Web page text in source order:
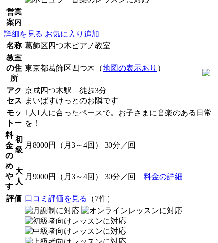
営業
案内
詳細を見る お気に入り追加
名称 葛飾区四つ木ピアノ教室
教室
の住
所
東京都葛飾区四つ木（地図の表示あり ）
アク
セス
京成四つ木駅 徒歩3分
まいばすけっとのお隣です
モッ
トー
1人1人に合ったペースで。お子さまに音楽のある日常
を！
料
金
の
め
や
す
初
級
月8000円（月3～4回） 30分／回
大
人
月9000円（月3～4回） 30分／回 料金の詳細
評価 口コミ評価を見る （7件）